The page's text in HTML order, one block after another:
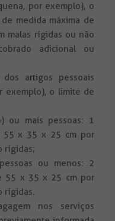
por exemplo), o
medida máxima de
malas rígidas ou não
adicional ou
artigos pessoais
exemplo), o limite de
ou mais pessoas: 1
55 x 35 x 25 cm por
rígidas;
ou menos: 2
55 x 35 x 25 cm por
rígidas.
nos serviços